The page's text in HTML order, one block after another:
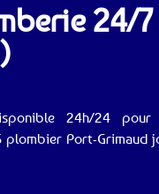
24/
24h/24
plombier Port-